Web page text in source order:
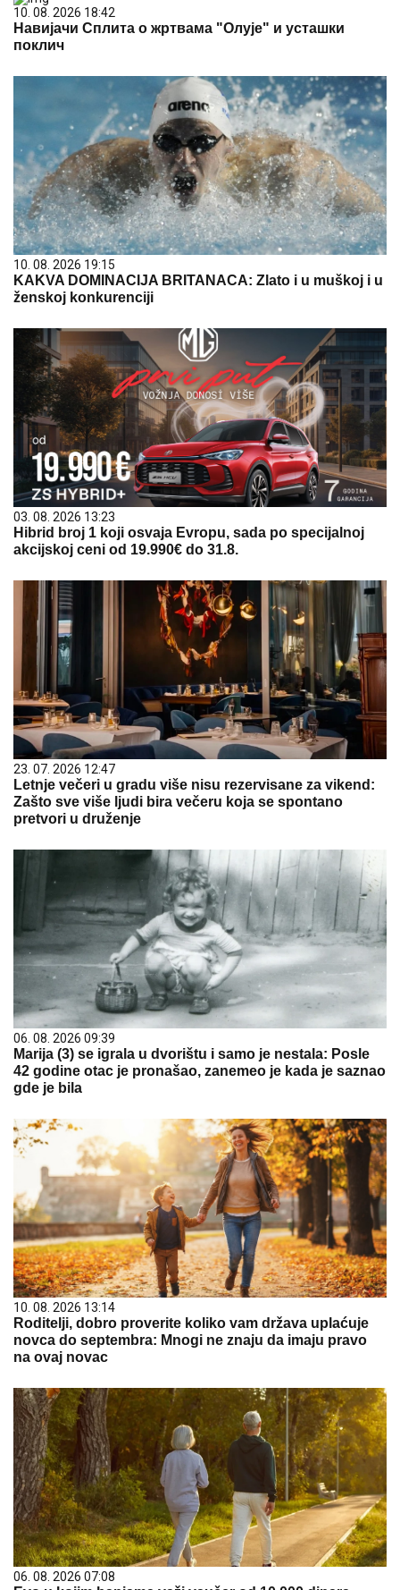
10. 08. 2026 18:42
Навијачи Сплита о жртвама "Олује" и усташки
поклич
10. 08. 2026 19:15
KAKVA DOMINACIJA BRITANACA: Zlato i u muškoj i u
ženskoj konkurenciji
03. 08. 2026 13:23
Hibrid broj 1 koji osvaja Evropu, sada po specijalnoj
akcijskoj ceni od 19.990€ do 31.8.
23. 07. 2026 12:47
Letnje večeri u gradu više nisu rezervisane za vikend:
Zašto sve više ljudi bira večeru koja se spontano
pretvori u druženje
06. 08. 2026 09:39
Marija (3) se igrala u dvorištu i samo je nestala: Posle
42 godine otac je pronašao, zanemeo je kada je saznao
gde je bila
10. 08. 2026 13:14
Roditelji, dobro proverite koliko vam država uplaćuje
novca do septembra: Mnogi ne znaju da imaju pravo
na ovaj novac
06. 08. 2026 07:08